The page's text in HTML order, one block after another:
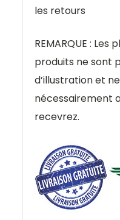
les retours
REMARQUE :
produits ne sont
d’illustration et
nécessairement
recevrez.